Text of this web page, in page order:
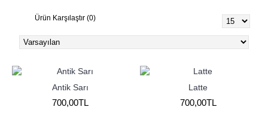
Ürün Karşılaştır (0)
Antik Sarı
700,00TL
Latte
700,00TL